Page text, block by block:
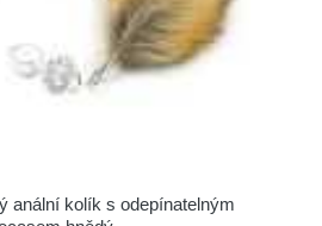
anální kolík s odepínatelným